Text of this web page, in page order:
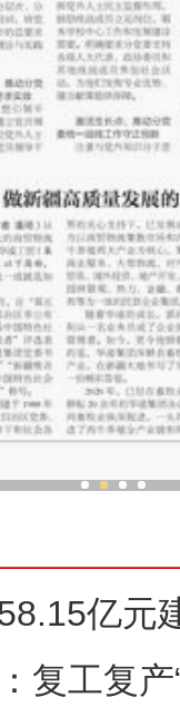
亿元
复工复